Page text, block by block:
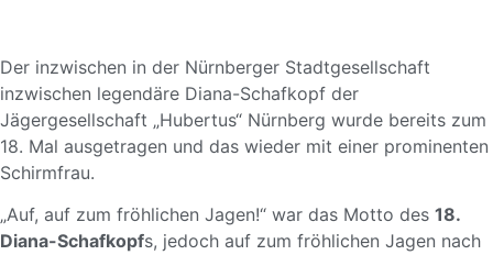
Der inzwischen in der Nürnberger Stadtgesellschaft
inzwischen legendäre Diana-Schafkopf der
Jägergesellschaft „Hubertus“ Nürnberg wurde bereits zum
18. Mal ausgetragen und das wieder mit einer prominenten
Schirmfrau.
„Auf, auf zum fröhlichen Jagen!“ war das Motto des 18.
Diana-Schafkopfs, jedoch auf zum fröhlichen Jagen nach